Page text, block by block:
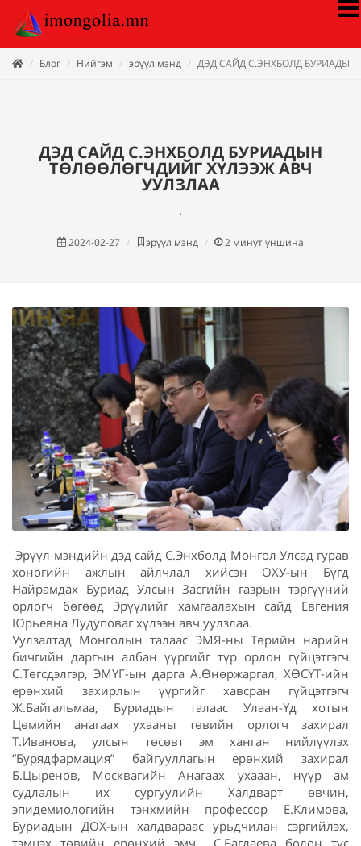
Блог Нийгэм эрүүл мэнд ДЭД САЙД С.ЭНХБОЛД
ДЭД САЙД С.ЭНХБОЛД БУРИАДЫН
ТӨЛӨӨЛӨГЧДИЙГ ХҮЛЭЭЖ АВЧ
УУЛЗЛАА
,
2024-02-27 эрүүл мэнд 2 минут уншина
Эрүүл мэндийн дэд сайд С.Энхболд Монгол Улсад гурав
хоногийн ажлын айлчлал хийсэн ОХУ-ын Бүгд
Найрамдах Буриад Улсын Засгийн газрын тэргүүний
орлогч бөгөөд Эрүүлийг хамгаалахын сайд Евгения
Юрьевна Лудуповаг хүлээн авч уулзлаа.
Уулзалтад Монголын талаас ЭМЯ-ны Төрийн нарийн
бичгийн даргын албан үүргийг түр орлон гүйцэтгэгч
С.Төгсдэлгэр, ЭМҮГ-ын дарга А.Өнөржаргал, ХӨСҮТ-ийн
ерөнхий захирлын үүргийг хавсран гүйцэтгэгч
Ж.Байгальмаа, Буриадын талаас Улаан-Үд хотын
Цөмийн анагаах ухааны төвийн орлогч захирал
Т.Иванова, улсын төсөвт эм ханган нийлүүлэх
“Бурядфармация” байгууллагын ерөнхий захирал
Б.Цыренов, Москвагийн Анагаах ухааан, нүүр ам
судлалын их сургуулийн Халдварт өвчин,
эпидемиологийн тэнхмийн профессор Е.Климова,
Буриадын ДОХ-ын халдвараас урьдчилан сэргийлэх,